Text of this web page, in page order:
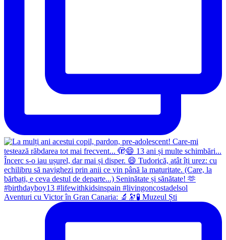
Aventuri cu Victor în Gran Canaria: 🔬🔭🧪 Muzeul Ști